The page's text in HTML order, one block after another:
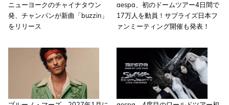
ニューヨークのチャイナタウン
発、チャンパンが新曲「buzzin」
をリリース
aespa、初のドームツアー4日間で
17万人を動員！サプライズ日本フ
ァンミーティング開催も発表！